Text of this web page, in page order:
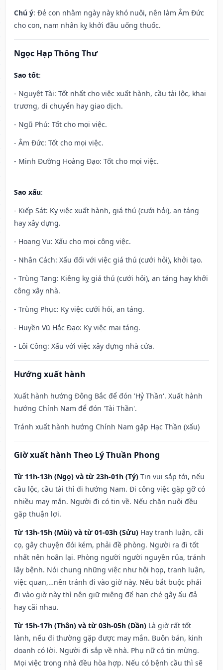
Chú ý: Đẻ con nhằm ngày này khó nuôi, nên làm Âm Đức
cho con, nam nhân kỵ khởi đầu uống thuốc.
Ngọc Hạp Thông Thư
Sao tốt:
- Nguyệt Tài: Tốt nhất cho việc xuất hành, cầu tài lộc, khai
trương, di chuyển hay giao dịch.
- Ngũ Phú: Tốt cho mọi việc.
- Âm Đức: Tốt cho mọi việc.
- Minh Đường Hoàng Đạo: Tốt cho mọi việc.
Sao xấu:
- Kiếp Sát: Kỵ việc xuất hành, giá thú (cưới hỏi), an táng
hay xây dựng.
- Hoang Vu: Xấu cho mọi công việc.
- Nhân Cách: Xấu đối với việc giá thú (cưới hỏi), khởi tạo.
- Trùng Tang: Kiêng kỵ giá thú (cưới hỏi), an táng hay khởi
công xây nhà.
- Trùng Phục: Kỵ việc cưới hỏi, an táng.
- Huyền Vũ Hắc Đạo: Kỵ việc mai táng.
- Lôi Công: Xấu với việc xây dựng nhà cửa.
Hướng xuất hành
Xuất hành hướng Đông Bắc để đón 'Hỷ Thần'. Xuất hành
hướng Chính Nam để đón 'Tài Thần'.
Tránh xuất hành hướng Chính Nam gặp Hạc Thần (xấu)
Giờ xuất hành Theo Lý Thuần Phong
Từ 11h-13h (Ngọ) và từ 23h-01h (Tý) Tin vui sắp tới, nếu
cầu lộc, cầu tài thì đi hướng Nam. Đi công việc gặp gỡ có
nhiều may mắn. Người đi có tin về. Nếu chăn nuôi đều
gặp thuận lợi.
Từ 13h-15h (Mùi) và từ 01-03h (Sửu) Hay tranh luận, cãi
cọ, gây chuyện đói kém, phải đề phòng. Người ra đi tốt
nhất nên hoãn lại. Phòng người người nguyền rủa, tránh
lây bệnh. Nói chung những việc như hội họp, tranh luận,
việc quan,…nên tránh đi vào giờ này. Nếu bắt buộc phải
đi vào giờ này thì nên giữ miệng để hạn ché gây ẩu đả
hay cãi nhau.
Từ 15h-17h (Thân) và từ 03h-05h (Dần) Là giờ rất tốt
lành, nếu đi thường gặp được may mắn. Buôn bán, kinh
doanh có lời. Người đi sắp về nhà. Phụ nữ có tin mừng.
Mọi việc trong nhà đều hòa hợp. Nếu có bệnh cầu thì sẽ